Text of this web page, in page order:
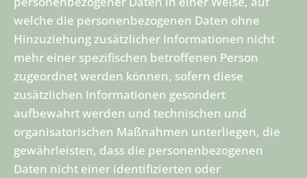
welche die personenbezogenen Daten ohne
Hinzuziehung zusätzlicher Informationen nicht
mehr einer spezifischen betroffenen Person
zugeordnet werden können, sofern diese
zusätzlichen Informationen gesondert
aufbewahrt werden und technischen und
organisatorischen Maßnahmen unterliegen, die
gewährleisten, dass die personenbezogenen
Daten nicht einer identifizierten oder